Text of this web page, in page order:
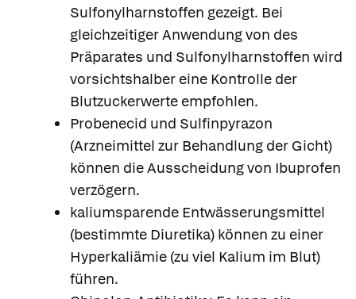
Sulfonylharnstoffen gezeigt. Bei
gleichzeitiger Anwendung von des
Präparates und Sulfonylharnstoffen wird
vorsichtshalber eine Kontrolle der
Blutzuckerwerte empfohlen.
Probenecid und Sulfinpyrazon
(Arzneimittel zur Behandlung der Gicht)
können die Ausscheidung von Ibuprofen
verzögern.
kaliumsparende Entwässerungsmittel
(bestimmte Diuretika) können zu einer
Hyperkaliämie (zu viel Kalium im Blut)
führen.